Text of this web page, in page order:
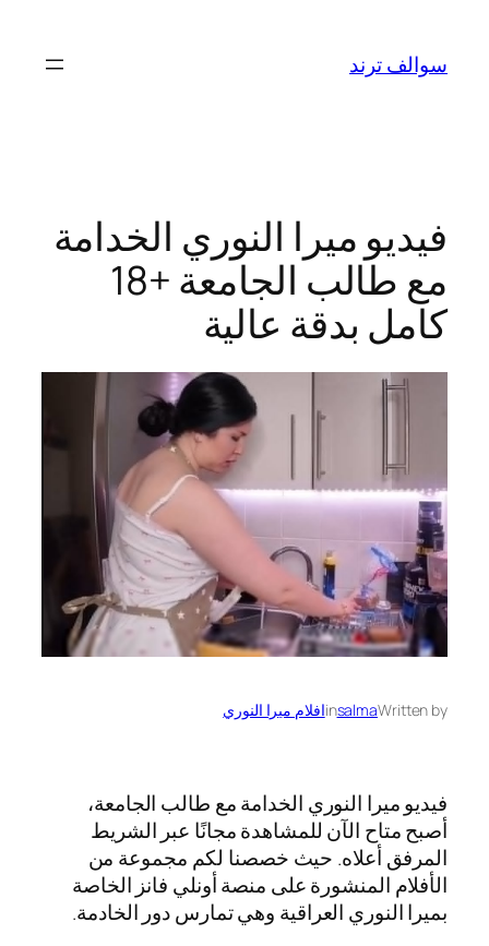
المحتوى
سوالف ترند
فيديو ميرا النوري الخدامة
مع طالب الجامعة +18
كامل بدقة عالية
Written by
salma
inافلام ميرا النوري
فيديو ميرا النوري الخدامة مع طالب الجامعة،
أصبح متاح الآن للمشاهدة مجانًا عبر الشريط
المرفق أعلاه. حيث خصصنا لكم مجموعة من
الأفلام المنشورة على منصة أونلي فانز الخاصة
بميرا النوري العراقية وهي تمارس دور الخادمة.